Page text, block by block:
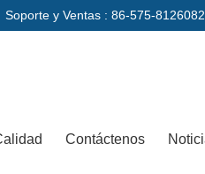
Soporte y Ventas : 86-575-
Contáctenos